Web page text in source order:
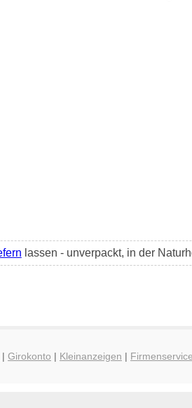
lassen - unverpackt, in der
Girokonto | Kleinanzeigen | Firmenservice